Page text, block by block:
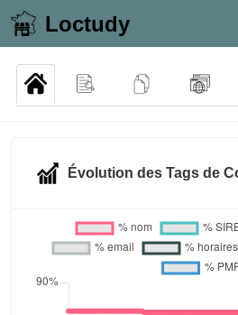
Loctudy
Évolution des Tags de